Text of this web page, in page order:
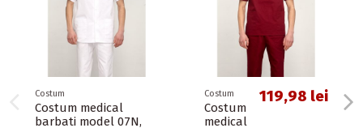
Costum
Costum medical
barbati model 07N,
Costum
Costum
medical
119,98 lei